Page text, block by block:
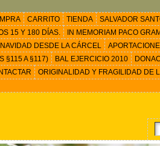
CARRITO TIENDA
SALVADOR
15 Y 180 DÍAS.
IN MEMORIAM PACO
DESDE LA CÁRCEL
§115 A §117) BAL EJERCICIO 2010
ORIGINALIDAD Y FRAGILIDAD DE